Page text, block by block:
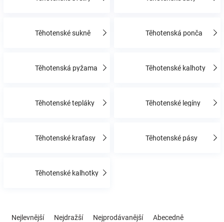
oblečení
Těhotenské sukně Těhotenská ponča
Těhotenská pyžama Těhotenské kalhoty
Těhotenské tepláky Těhotenské legíny
Těhotenské kraťasy Těhotenské pásy
Těhotenské kalhotky
Nejlevnější Nejdražší Nejprodávanější Abecedně